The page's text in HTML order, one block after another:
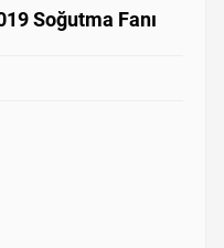
Soğutma Fanı